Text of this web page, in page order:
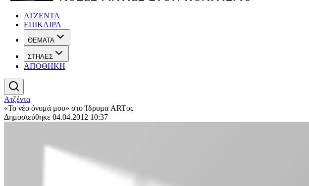
ΑΤΖΕΝΤΑ
ΕΠΙΚΑΙΡΑ
ΘΕΜΑΤΑ
ΣΤΗΛΕΣ
ΑΠΟΘΗΚΗ
Ατζέντα
«Το νέο όνομά μου» στο Ίδρυμα ARTος
Δημοσιεύθηκε 04.04.2012 10:37